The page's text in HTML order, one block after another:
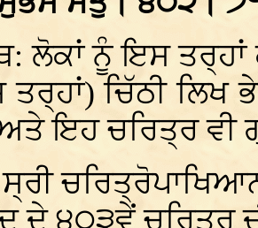
ਲੋਕਾਂ ਨੂੰ ਇਸ
ਚਿੱਠੀ ਲਿਖ
ਇਹ ਚਰਿਤ੍ਰ ਵੀ
ਦੇ ੪੦੩ਵੇਂ ਚਰਿਤ੍ਰ